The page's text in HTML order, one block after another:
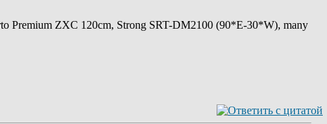
Premium ZXC 120cm, Strong SRT-DM2100 (90*E-30*W), many